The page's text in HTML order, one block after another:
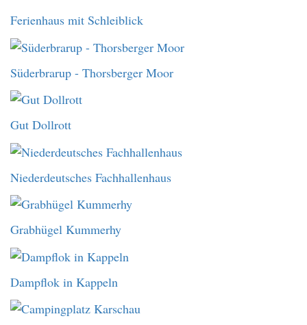
Ferienhaus mit Schleiblick
Süderbrarup - Thorsberger Moor
Gut Dollrott
Niederdeutsches Fachhallenhaus
Grabhügel Kummerhy
Dampflok in Kappeln